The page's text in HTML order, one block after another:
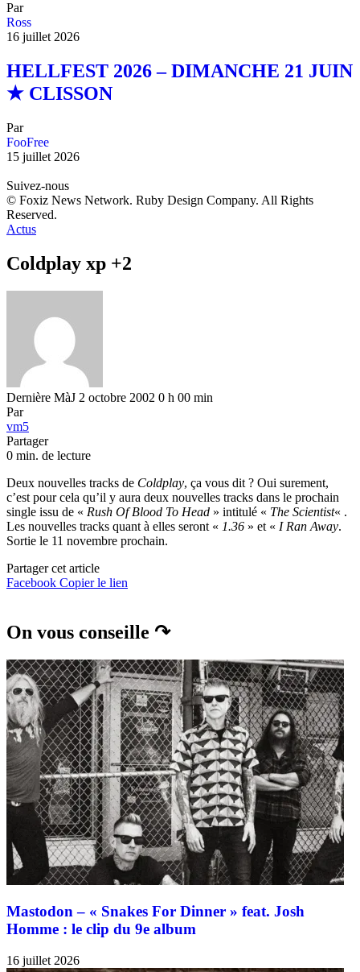
Par
Ross
16 juillet 2026
HELLFEST 2026 – DIMANCHE 21 JUIN
★ CLISSON
Par
FooFree
15 juillet 2026
Suivez-nous
© Foxiz News Network. Ruby Design Company. All Rights
Reserved.
Actus
Coldplay xp +2
Dernière MàJ 2 octobre 2002 0 h 00 min
Par
vm5
Partager
0 min. de lecture
Deux nouvelles tracks de Coldplay, ça vous dit ? Oui surement,
c’est pour cela qu’il y aura deux nouvelles tracks dans le prochain
single issu de « Rush Of Blood To Head » intitulé « The Scientist« .
Les nouvelles tracks quant à elles seront « 1.36 » et « I Ran Away.
Sortie le 11 novembre prochain.
Partager cet article
Facebook Copier le lien
On vous conseille ↷
Mastodon – « Snakes For Dinner » feat. Josh
Homme : le clip du 9e album
16 juillet 2026